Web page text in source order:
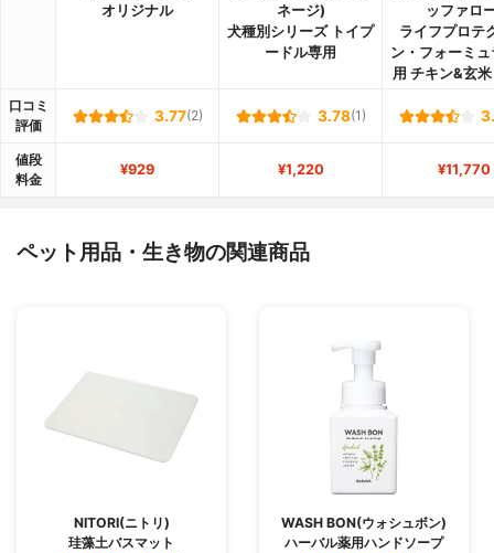
オリジナル
ネージ)
犬種別シリーズ トイプ
ードル専用
ッファロ
ライフプロテ
ン・フォーミュ
用 チキン&玄
口コミ
評価
3.77(2) 3.78(1)
値段
料金
¥929 ¥1,220 ¥11,770
ペット用品・生き物の関連商品
NITORI(ニトリ)
珪藻土バスマット
WASH BON(ウォシュボン)
ハーバル薬用ハンドソープ